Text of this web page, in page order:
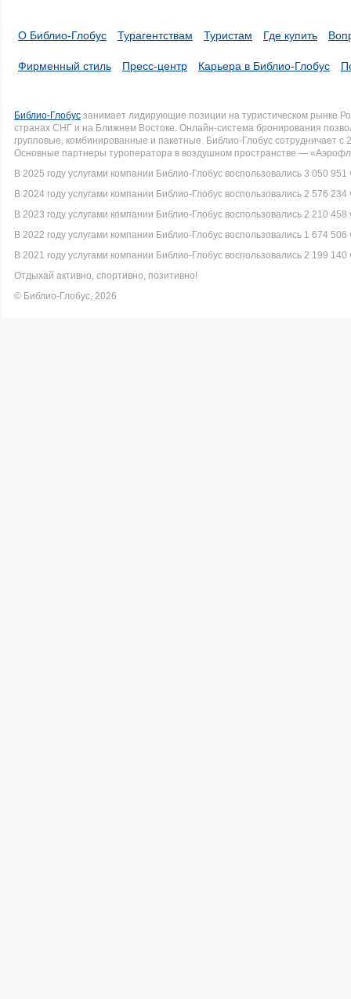
О Библио-Глобус Турагентствам Туристам Где купить
Фирменный стиль Пресс-центр Карьера в Библио-Глобус
Библио-Глобус занимает лидирующие позиции на туристическом рынке
странах СНГ и на Ближнем Востоке. Онлайн-система бронирования
групповые, комбинированные и пакетные. Библио-Глобус сотрудничает
Основные партнеры туроператора в воздушном пространстве —
В 2025 году услугами компании Библио-Глобус воспользовались 3 050 951
В 2024 году услугами компании Библио-Глобус воспользовались 2 576 234
В 2023 году услугами компании Библио-Глобус воспользовались 2 210 458
В 2022 году услугами компании Библио-Глобус воспользовались 1 674 506
В 2021 году услугами компании Библио-Глобус воспользовались 2 199 140
Отдыхай активно, спортивно, позитивно!
© Библио-Глобус, 2026